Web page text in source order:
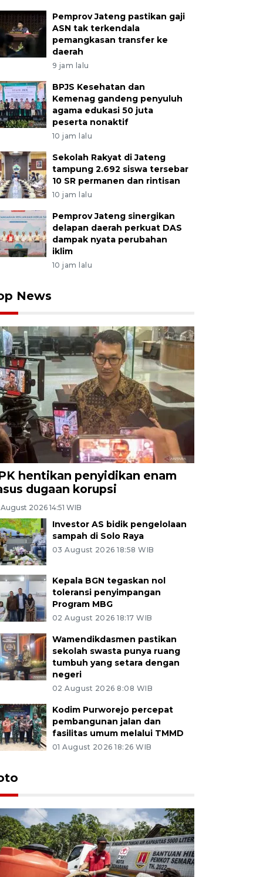
Pemprov Jateng pastikan gaji
ASN tak terkendala
pemangkasan transfer ke
daerah
9 jam lalu
BPJS Kesehatan dan
Kemenag gandeng penyuluh
agama edukasi 50 juta
peserta nonaktif
10 jam lalu
Sekolah Rakyat di Jateng
tampung 2.692 siswa tersebar
10 SR permanen dan rintisan
10 jam lalu
Pemprov Jateng sinergikan
delapan daerah perkuat DAS
dampak nyata perubahan
iklim
10 jam lalu
News
hentikan penyidikan enam
dugaan korupsi
2026 14:51 WIB
Investor AS bidik pengelolaan
sampah di Solo Raya
03 August 2026 18:58 WIB
Kepala BGN tegaskan nol
toleransi penyimpangan
Program MBG
02 August 2026 18:17 WIB
Wamendikdasmen pastikan
sekolah swasta punya ruang
tumbuh yang setara dengan
negeri
02 August 2026 8:08 WIB
Kodim Purworejo percepat
pembangunan jalan dan
fasilitas umum melalui TMMD
01 August 2026 18:26 WIB